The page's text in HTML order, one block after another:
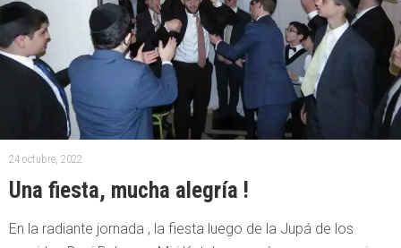
24 octubre, 2022
Una fiesta, mucha alegría !
En la radiante jornada , la fiesta luego de la Jupá de los